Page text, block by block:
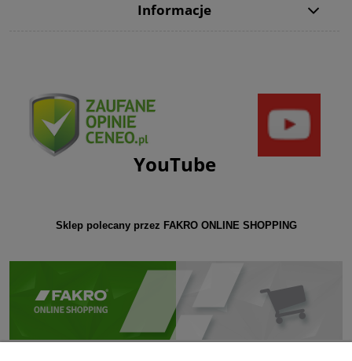
Informacje
YouTube
Sklep polecany przez FAKRO ONLINE SHOPPING